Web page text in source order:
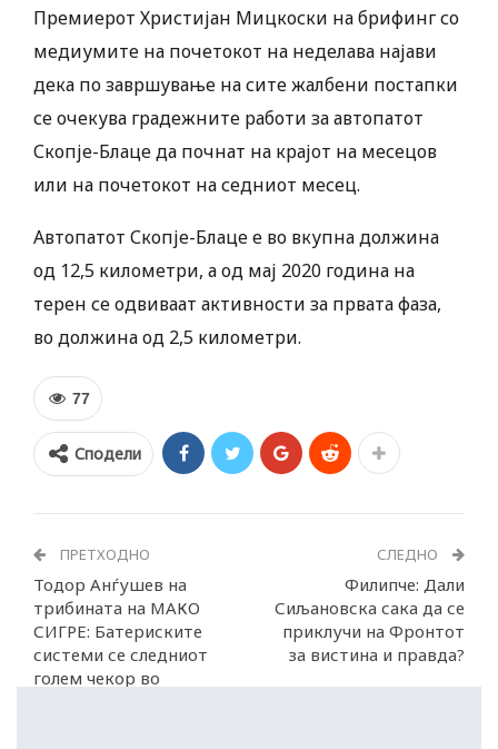
Премиерот Христијан Мицкоски на брифинг со
медиумите на почетокот на неделава најави
дека по завршување на сите жалбени постапки
се очекува градежните работи за автопатот
Скопје-Блаце да почнат на крајот на месецов
или на почетокот на седниот месец.
Автопатот Скопје-Блаце е во вкупна должина
од 12,5 километри, а од мај 2020 година на
терен се одвиваат активности за првата фаза,
во должина од 2,5 километри.
77
Сподели
ПРЕТХОДНО
Тодор Анѓушев на
трибината на МАКО
СИГРЕ: Батериските
системи се следниот
голем чекор во
СЛЕДНО
Филипче: Дали
Сиљановска сака да се
приклучи на Фронтот
за вистина и правда?